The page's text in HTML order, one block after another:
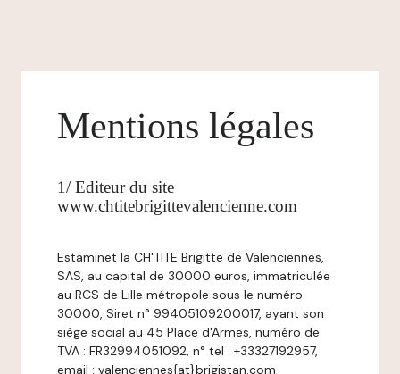
Mentions légales
1/ Editeur du site
www.chtitebrigittevalencienne.com
Estaminet la CH'TITE Brigitte de Valenciennes,
SAS, au capital de 30000 euros, immatriculée
au RCS de Lille métropole sous le numéro
30000, Siret n° 99405109200017, ayant son
siège social au 45 Place d'Armes, numéro de
TVA : FR32994051092, n° tel : +33327192957,
email : valenciennes{at}brigistan.com